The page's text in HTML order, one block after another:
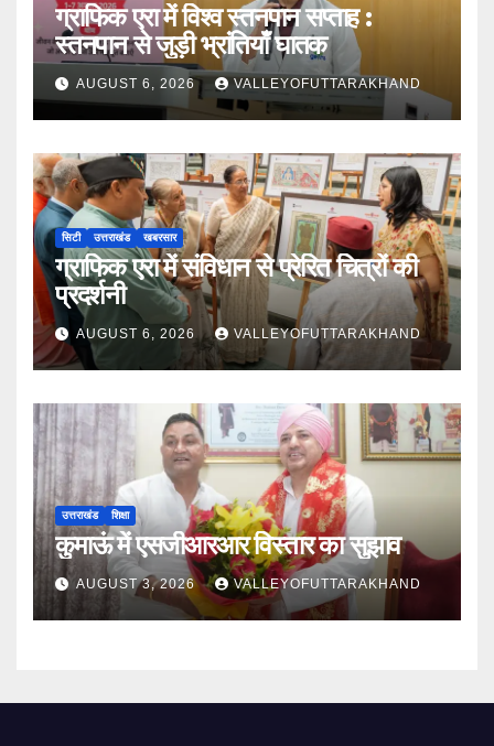
ग्राफिक एरा में विश्व स्तनपान सप्ताह :
स्तनपान से जुड़ी भ्रांतियाँ घातक
AUGUST 6, 2026 VALLEYOFUTTARAKHAND
सिटी उत्तराखंड खबरसार
ग्राफिक एरा में संविधान से प्रेरित चित्रों की
प्रदर्शनी
AUGUST 6, 2026 VALLEYOFUTTARAKHAND
उत्तराखंड शिक्षा
कुमाऊं में एसजीआरआर विस्तार का सुझाव
AUGUST 3, 2026 VALLEYOFUTTARAKHAND